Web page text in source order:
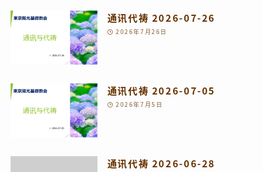
通讯代祷 2026-07-26
2026年7月26日
通讯代祷 2026-07-05
2026年7月5日
通讯代祷 2026-06-28